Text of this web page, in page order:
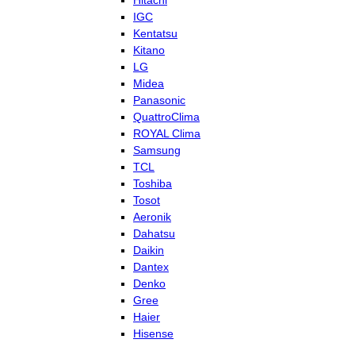
IGC
Kentatsu
Kitano
LG
Midea
Panasonic
QuattroClima
ROYAL Clima
Samsung
TCL
Toshiba
Tosot
Aeronik
Dahatsu
Daikin
Dantex
Denko
Gree
Haier
Hisense